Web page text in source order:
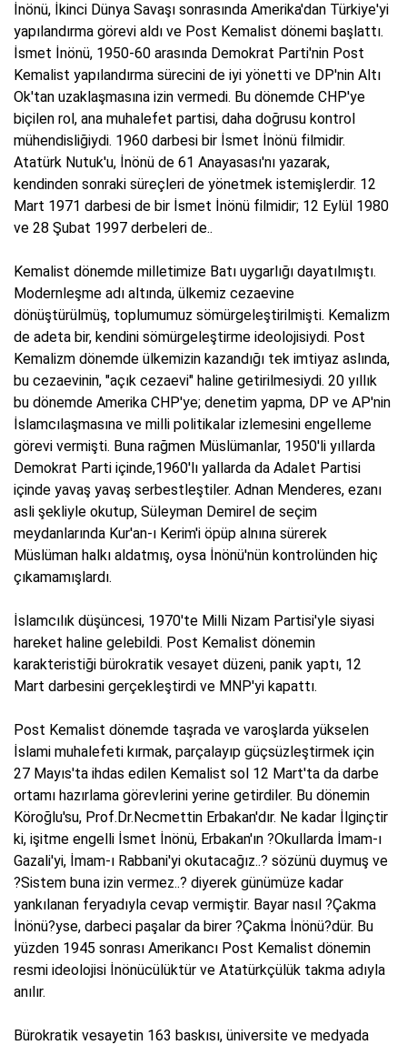
İnönü, İkinci Dünya Savaşı sonrasında Amerika'dan Türkiye'yi
yapılandırma görevi aldı ve Post Kemalist dönemi başlattı.
İsmet İnönü, 1950-60 arasında Demokrat Parti'nin Post
Kemalist yapılandırma sürecini de iyi yönetti ve DP'nin Altı
Ok'tan uzaklaşmasına izin vermedi. Bu dönemde CHP'ye
biçilen rol, ana muhalefet partisi, daha doğrusu kontrol
mühendisliğiydi. 1960 darbesi bir İsmet İnönü filmidir.
Atatürk Nutuk'u, İnönü de 61 Anayasası'nı yazarak,
kendinden sonraki süreçleri de yönetmek istemişlerdir. 12
Mart 1971 darbesi de bir İsmet İnönü filmidir; 12 Eylül 1980
ve 28 Şubat 1997 derbeleri de..
Kemalist dönemde milletimize Batı uygarlığı dayatılmıştı.
Modernleşme adı altında, ülkemiz cezaevine
dönüştürülmüş, toplumumuz sömürgeleştirilmişti. Kemalizm
de adeta bir, kendini sömürgeleştirme ideolojisiydi. Post
Kemalizm dönemde ülkemizin kazandığı tek imtiyaz aslında,
bu cezaevinin, "açık cezaevi" haline getirilmesiydi. 20 yıllık
bu dönemde Amerika CHP'ye; denetim yapma, DP ve AP'nin
İslamcılaşmasına ve milli politikalar izlemesini engelleme
görevi vermişti. Buna rağmen Müslümanlar, 1950'li yıllarda
Demokrat Parti içinde,1960'lı yallarda da Adalet Partisi
içinde yavaş yavaş serbestleştiler. Adnan Menderes, ezanı
asli şekliyle okutup, Süleyman Demirel de seçim
meydanlarında Kur'an-ı Kerim'i öpüp alnına sürerek
Müslüman halkı aldatmış, oysa İnönü'nün kontrolünden hiç
çıkamamışlardı.
İslamcılık düşüncesi, 1970'te Milli Nizam Partisi'yle siyasi
hareket haline gelebildi. Post Kemalist dönemin
karakteristiği bürokratik vesayet düzeni, panik yaptı, 12
Mart darbesini gerçekleştirdi ve MNP'yi kapattı.
Post Kemalist dönemde taşrada ve varoşlarda yükselen
İslami muhalefeti kırmak, parçalayıp güçsüzleştirmek için
27 Mayıs'ta ihdas edilen Kemalist sol 12 Mart'ta da darbe
ortamı hazırlama görevlerini yerine getirdiler. Bu dönemin
Köroğlu'su, Prof.Dr.Necmettin Erbakan'dır. Ne kadar İlginçtir
ki, işitme engelli İsmet İnönü, Erbakan'ın ?Okullarda İmam-ı
Gazali'yi, İmam-ı Rabbani'yi okutacağız..? sözünü duymuş ve
?Sistem buna izin vermez..? diyerek günümüze kadar
yankılanan feryadıyla cevap vermiştir. Bayar nasıl ?Çakma
İnönü?yse, darbeci paşalar da birer ?Çakma İnönü?dür. Bu
yüzden 1945 sonrası Amerikancı Post Kemalist dönemin
resmi ideolojisi İnönücülüktür ve Atatürkçülük takma adıyla
anılır.
Bürokratik vesayetin 163 baskısı, üniversite ve medyada